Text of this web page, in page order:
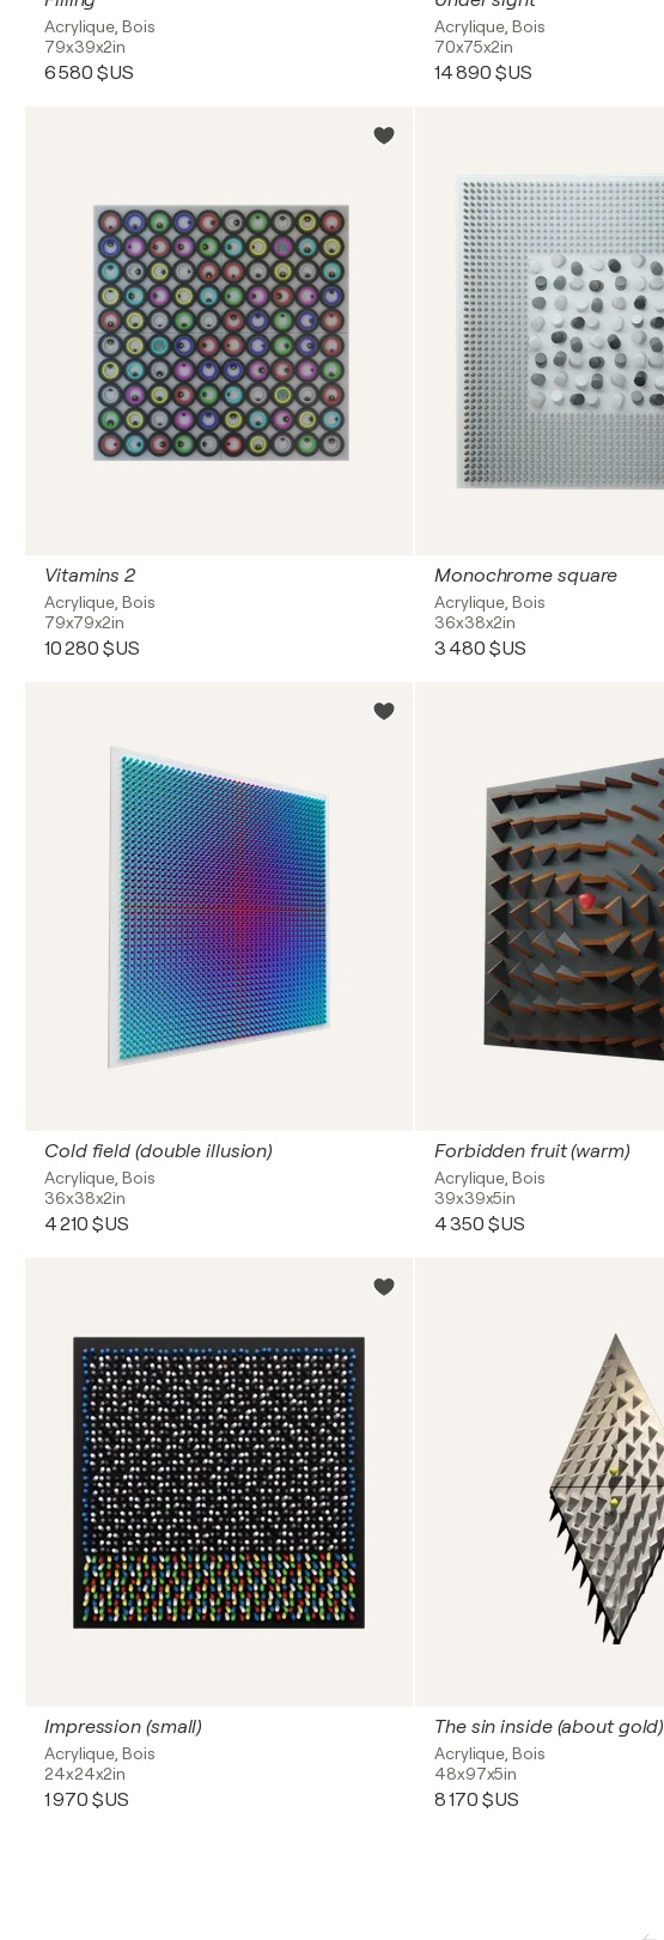
Acrylique, Bois
79x39x2in
6 580 $US
Acrylique, Bois
70x75x2in
14 890 $US
Vitamins 2
Acrylique, Bois
79x79x2in
10 280 $US
Monochrome square
Acrylique, Bois
36x38x2in
3 480 $US
Cold field (double illusion)
Acrylique, Bois
36x38x2in
4 210 $US
Forbidden fruit (warm)
Acrylique, Bois
39x39x5in
4 350 $US
Impression (small)
Acrylique, Bois
24x24x2in
1 970 $US
The sin inside (about gold)
Acrylique, Bois
48x97x5in
8 170 $US